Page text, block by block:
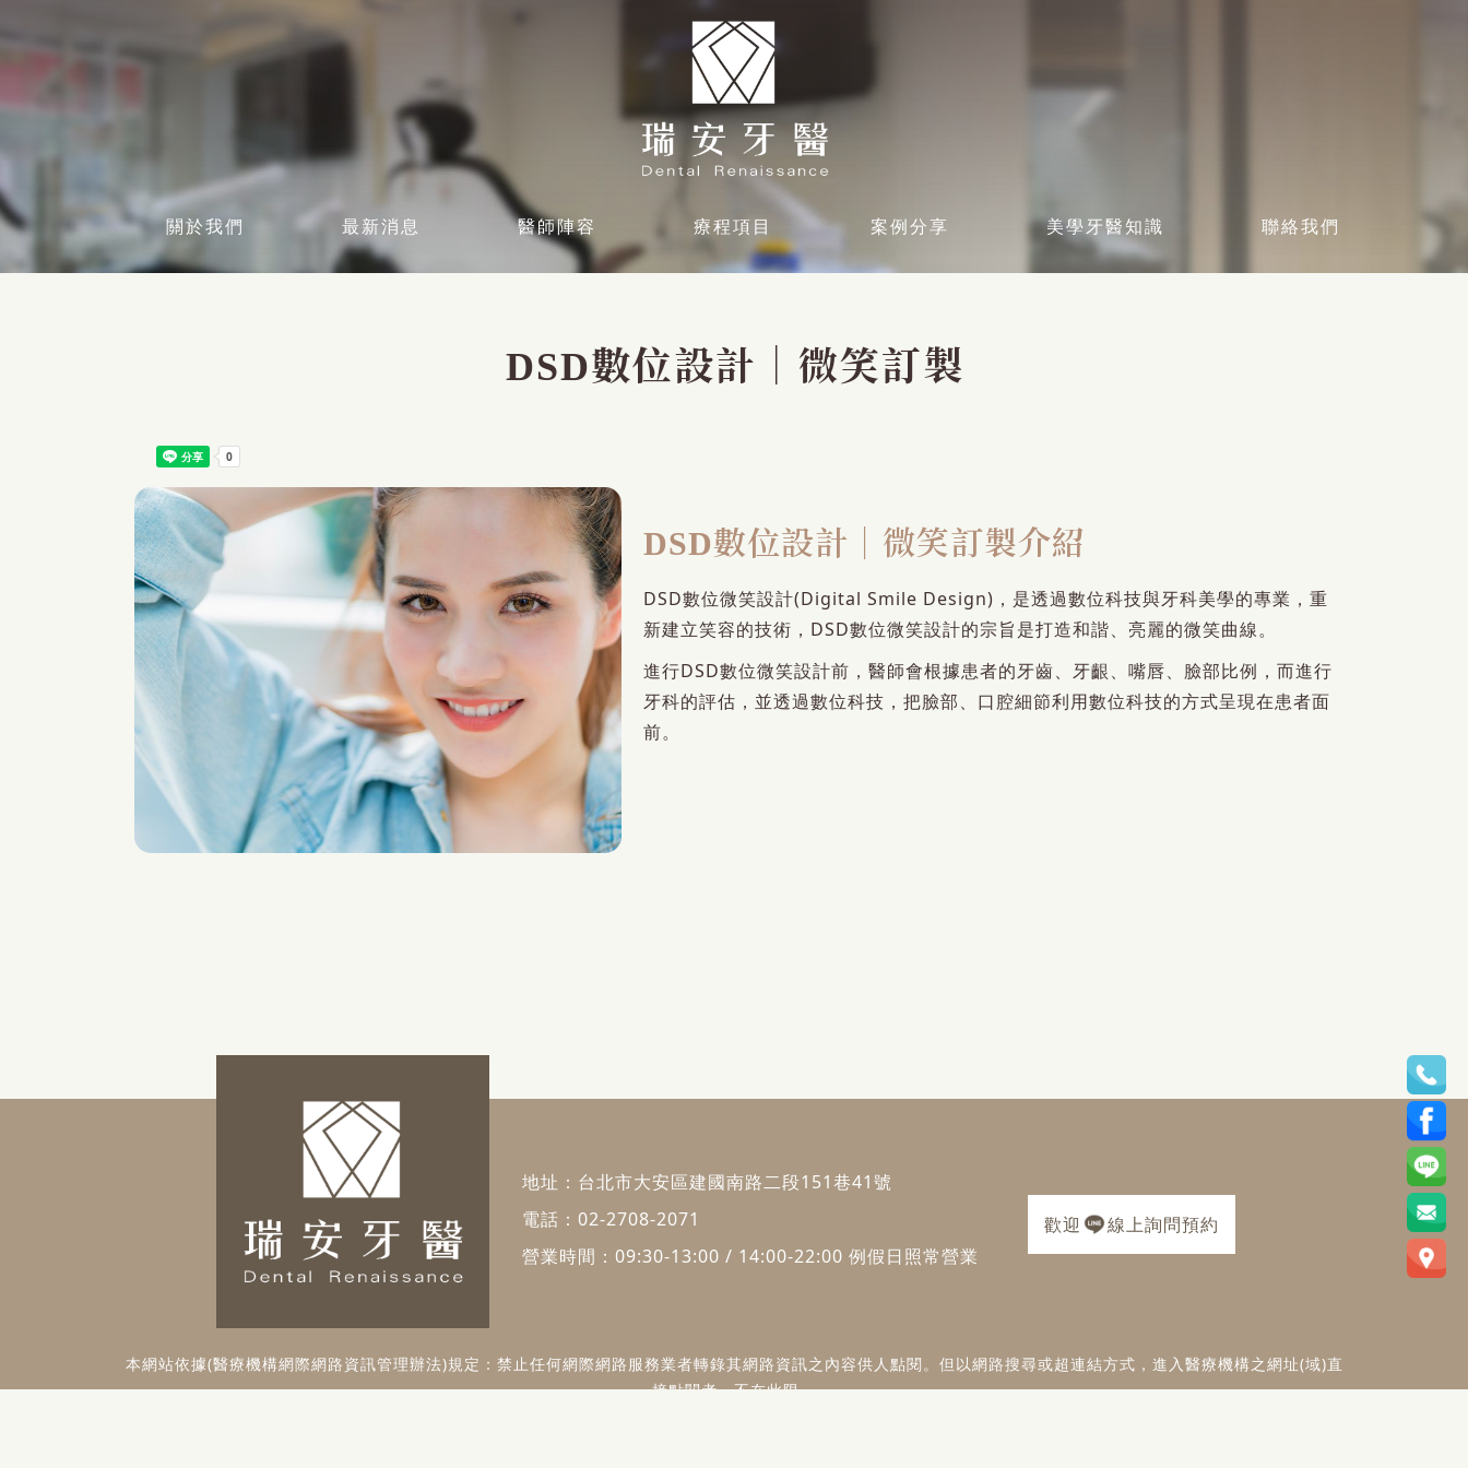
關於我們 最新消息 醫師陣容 療程項目 案例分享 美學牙醫知識 聯絡我們
DSD數位設計｜微笑訂製
DSD數位設計｜微笑訂製介紹
DSD數位微笑設計(Digital Smile Design)，是透過數位科技與牙科美學的專業，重
新建立笑容的技術，DSD數位微笑設計的宗旨是打造和諧、亮麗的微笑曲線。
進行DSD數位微笑設計前，醫師會根據患者的牙齒、牙齦、嘴唇、臉部比例，而進行
牙科的評估，並透過數位科技，把臉部、口腔細節利用數位科技的方式呈現在患者面
前。
地址： 台北市大安區建國南路二段151巷41號
電話： 02-2708-2071
營業時間：09:30-13:00 / 14:00-22:00 例假日照常營業
歡迎 線上詢問預約
本網站依據(醫療機構網際網路資訊管理辦法)規定：禁止任何網際網路服務業者轉錄其網路資訊之內容供人點閱。但以網路搜尋或超連結方式，進入醫療機構之網址(域)直
接點閱者，不在此限。